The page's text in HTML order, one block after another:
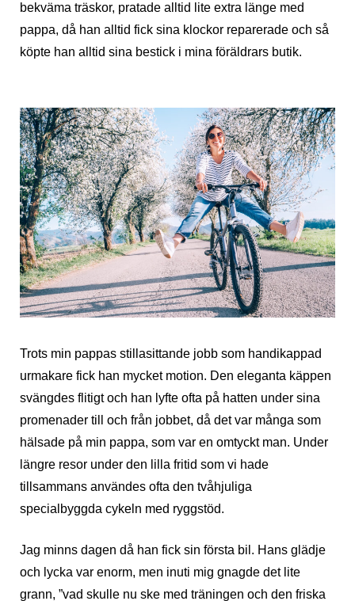
bekväma träskor, pratade alltid lite extra länge med
pappa, då han alltid fick sina klockor reparerade och så
köpte han alltid sina bestick i mina föräldrars butik.
Trots min pappas stillasittande jobb som handikappad
urmakare fick han mycket motion. Den eleganta käppen
svängdes flitigt och han lyfte ofta på hatten under sina
promenader till och från jobbet, då det var många som
hälsade på min pappa, som var en omtyckt man. Under
längre resor under den lilla fritid som vi hade
tillsammans användes ofta den tvåhjuliga
specialbyggda cykeln med ryggstöd.
Jag minns dagen då han fick sin första bil. Hans glädje
och lycka var enorm, men inuti mig gnagde det lite
grann, ”vad skulle nu ske med träningen och den friska